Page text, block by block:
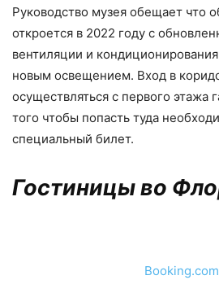
Руководство музея обещает что
откроется в 2022 году с
вентиляции и
новым освещением. Вход в
осуществляться с первого этажа
того чтобы попасть туда
специальный билет.
Гостиницы во
Booking.com